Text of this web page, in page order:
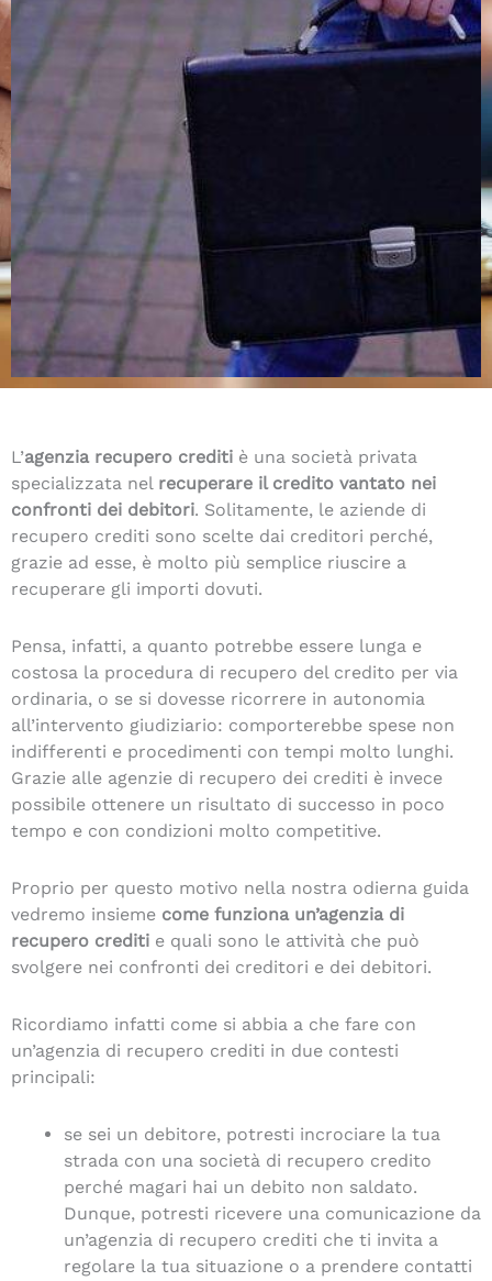
L’agenzia recupero crediti è una società privata
specializzata nel recuperare il credito vantato nei
confronti dei debitori. Solitamente, le aziende di
recupero crediti sono scelte dai creditori perché,
grazie ad esse, è molto più semplice riuscire a
recuperare gli importi dovuti.
Pensa, infatti, a quanto potrebbe essere lunga e
costosa la procedura di recupero del credito per via
ordinaria, o se si dovesse ricorrere in autonomia
all’intervento giudiziario: comporterebbe spese non
indifferenti e procedimenti con tempi molto lunghi.
Grazie alle agenzie di recupero dei crediti è invece
possibile ottenere un risultato di successo in poco
tempo e con condizioni molto competitive.
Proprio per questo motivo nella nostra odierna guida
vedremo insieme come funziona un’agenzia di
recupero crediti e quali sono le attività che può
svolgere nei confronti dei creditori e dei debitori.
Ricordiamo infatti come si abbia a che fare con
un’agenzia di recupero crediti in due contesti
principali:
se sei un debitore, potresti incrociare la tua
strada con una società di recupero credito
perché magari hai un debito non saldato.
Dunque, potresti ricevere una comunicazione da
un’agenzia di recupero crediti che ti invita a
regolare la tua situazione o a prendere contatti